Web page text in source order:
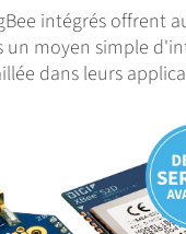
intégrés offrent
un moyen simple
dans leurs